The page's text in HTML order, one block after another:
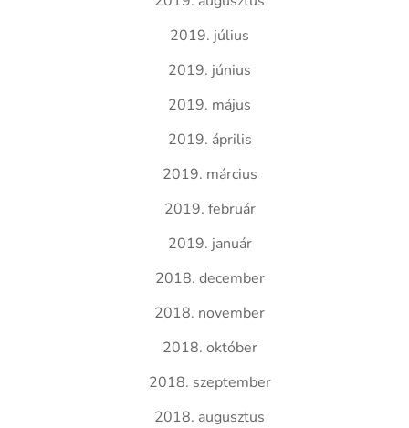
2019. július
2019. június
2019. május
2019. április
2019. március
2019. február
2019. január
2018. december
2018. november
2018. október
2018. szeptember
2018. augusztus